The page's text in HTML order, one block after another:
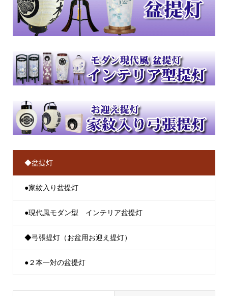
◆盆提灯
●家紋入り盆提灯
●現代風モダン型 インテリア盆提灯
◆弓張提灯（お盆用お迎え提灯）
●２本一対の盆提灯